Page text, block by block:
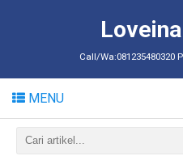
Call/Wa:081235480320
MENU